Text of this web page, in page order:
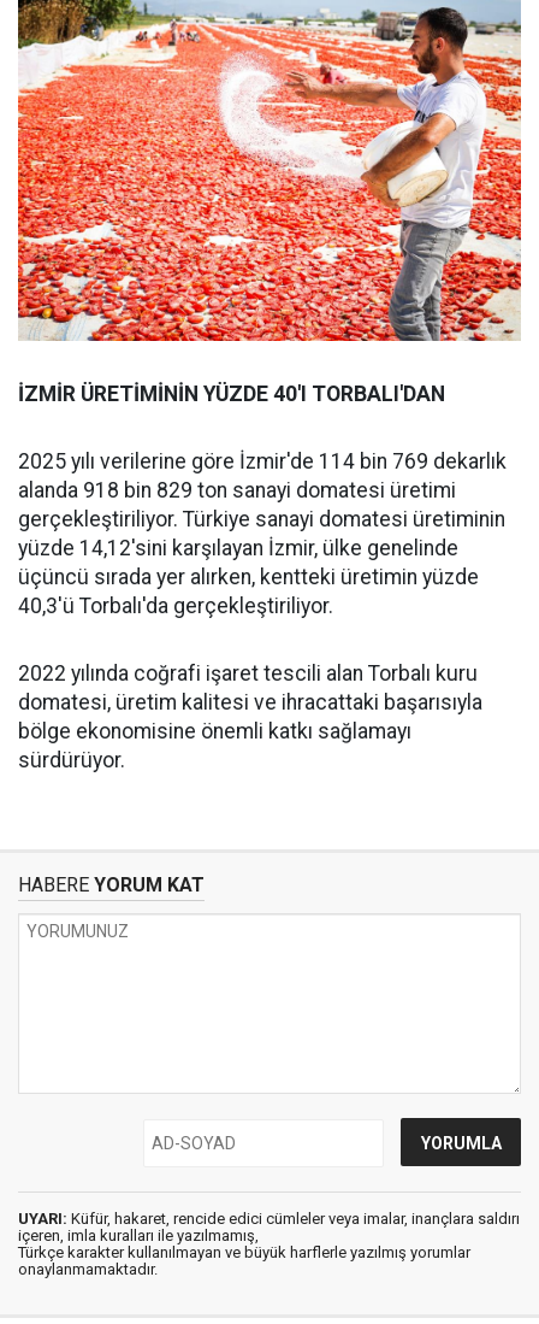
İZMİR ÜRETİMİNİN YÜZDE 40'I TORBALI'DAN
2025 yılı verilerine göre İzmir'de 114 bin 769 dekarlık
alanda 918 bin 829 ton sanayi domatesi üretimi
gerçekleştiriliyor. Türkiye sanayi domatesi üretiminin
yüzde 14,12'sini karşılayan İzmir, ülke genelinde
üçüncü sırada yer alırken, kentteki üretimin yüzde
40,3'ü Torbalı'da gerçekleştiriliyor.
2022 yılında coğrafi işaret tescili alan Torbalı kuru
domatesi, üretim kalitesi ve ihracattaki başarısıyla
bölge ekonomisine önemli katkı sağlamayı
sürdürüyor.
HABERE YORUM KAT
UYARI: Küfür, hakaret, rencide edici cümleler veya imalar, inançlara saldırı
içeren, imla kuralları ile yazılmamış,
Türkçe karakter kullanılmayan ve büyük harflerle yazılmış yorumlar
onaylanmamaktadır.